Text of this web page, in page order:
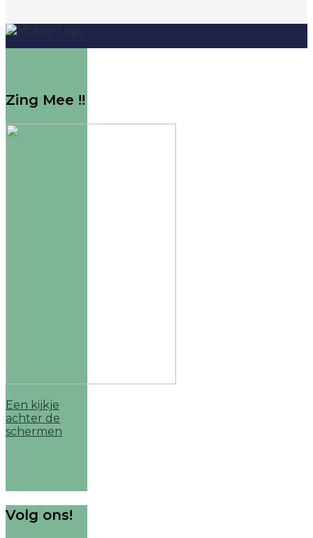
Zing Mee !!
Een kijkje
achter de
schermen
Volg ons!